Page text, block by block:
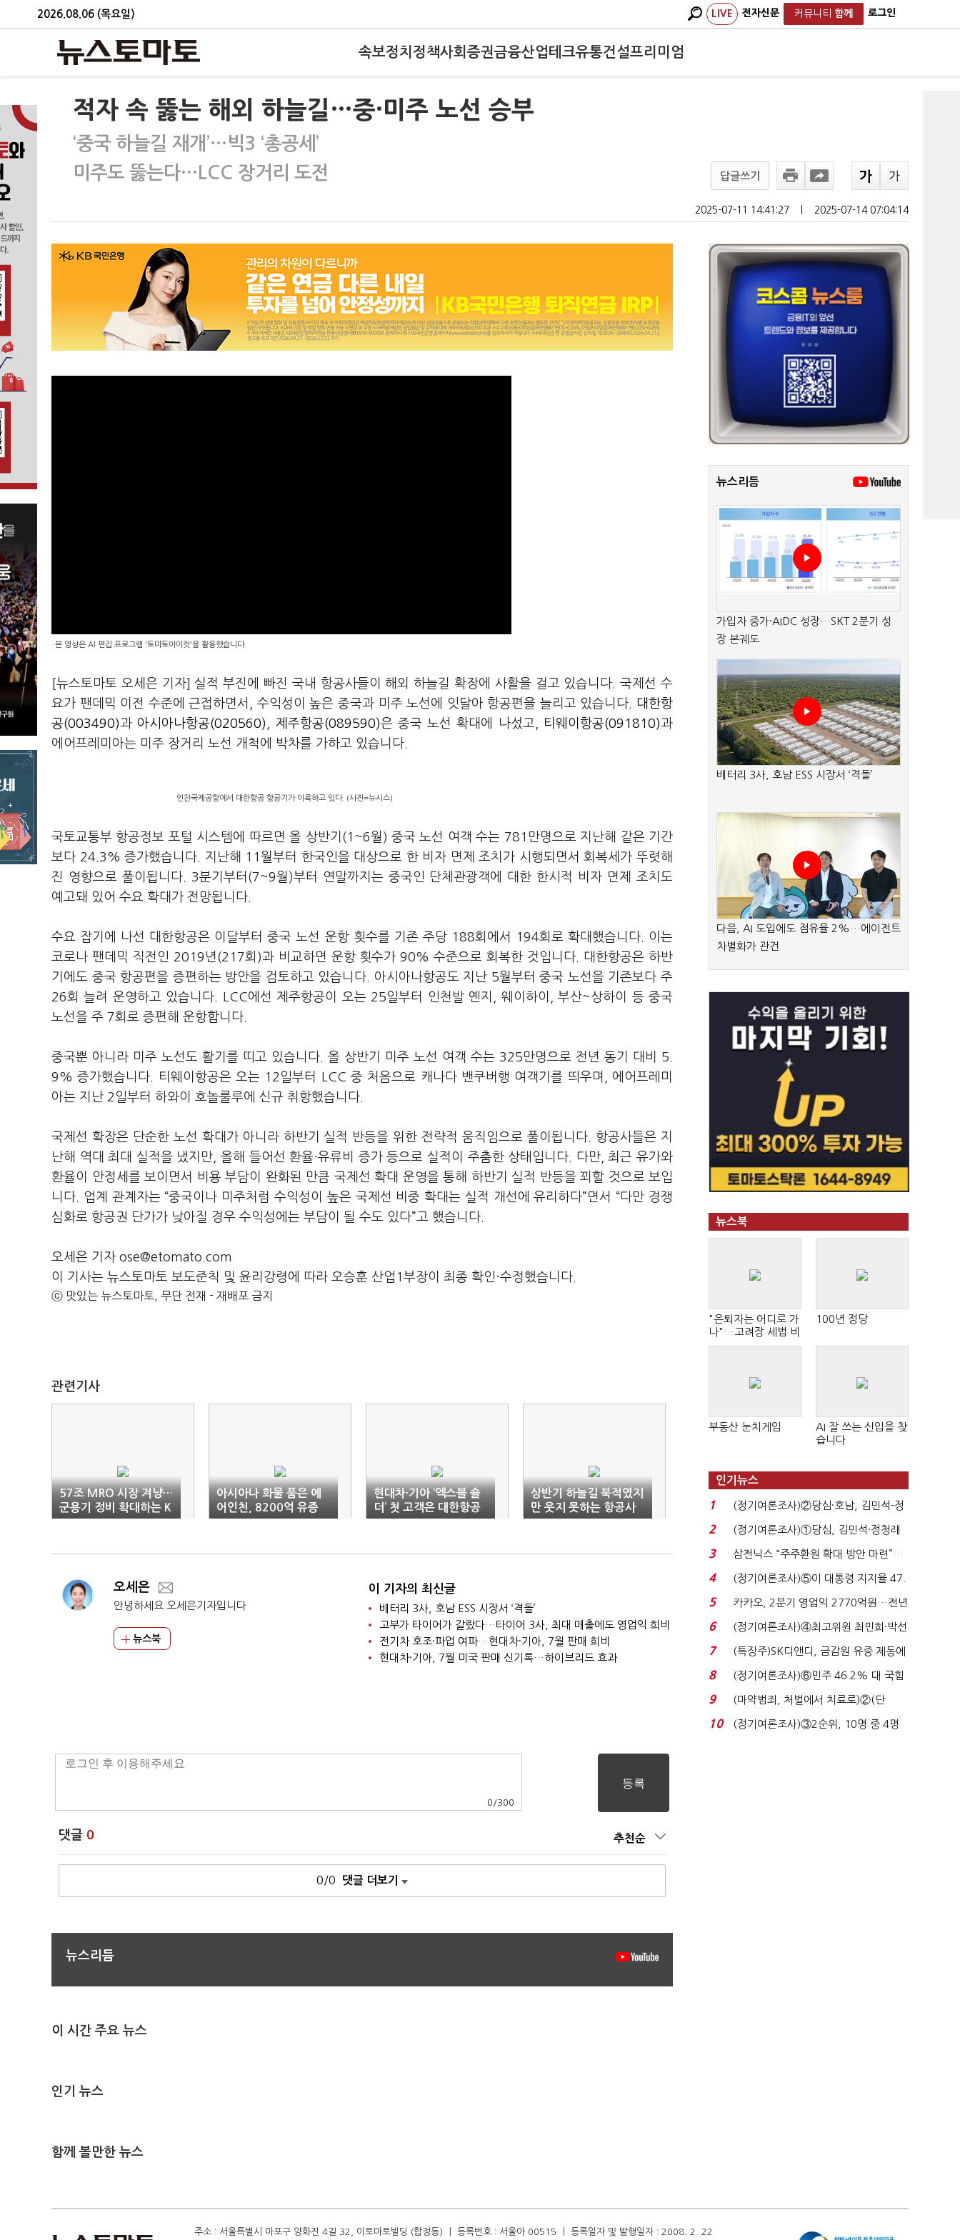
2026.08.06 (목요일) LIVE 전자신문 커뮤니티 함께 로그인
속보정치 정책사회 증권금융산업테크유통건설프리미엄
적자 속 뚫는 해외 하늘길…중·미주 노선 승부
‘중국 하늘길 재개’…빅3 ‘총공세’
미주도 뚫는다…LCC 장거리 도전
답글쓰기
2025-07-11 14:41:27 2025-07-14 07:04:14
본 영상은 AI 편집 프로그램 '토마토아이컷'을 활용했습니다.
[뉴스토마토 오세은 기자] 실적 부진에 빠진 국내 항공사들이 해외 하늘길 확장에 사활을 걸고 있습니다. 국제선 수
요가 팬데믹 이전 수준에 근접하면서, 수익성이 높은 중국과 미주 노선에 잇달아 항공편을 늘리고 있습니다. 대한항
공(003490)과 아시아나항공(020560) 제주항공(089590)은 중국 노선 확대에 나섰고, 티웨이항공(091810)과
에어프레미아는 미주 장거리 노선 개척에 박차를 가하고 있습니다.
인천국제공항에서 대한항공 항공기가 이륙하고 있다. (사진=뉴시스)
국토교통부 항공정보 포털 시스템에 따르면 올 상반기(1~6월) 중국 노선 여객 수는 781만명으로 지난해 같은 기간
보다 24.3% 증가했습니다. 지난해 11월부터 한국인을 대상으로 한 비자 면제 조치가 시행되면서 회복세가 뚜렷해
진 영향으로 풀이됩니다. 3분기부터(7~9월)부터 연말까지는 중국인 단체관광객에 대한 한시적 비자 면제 조치도
예고돼 있어 수요 확대가 전망됩니다.
수요 잡기에 나선 대한항공은 이달부터 중국 노선 운항 횟수를 기존 주당 188회에서 194회로 확대했습니다. 이는
코로나 팬데믹 직전인 2019년(217회)과 비교하면 운항 횟수가 90% 수준으로 회복한 것입니다. 대한항공은 하반
기에도 중국 항공편을 증편하는 방안을 검토하고 있습니다. 아시아나항공도 지난 5월부터 중국 노선을 기존보다 주
26회 늘려 운영하고 있습니다. LCC에선 제주항공이 오는 25일부터 인천발 옌지, 웨이하이, 부산~상하이 등 중국
노선을 주 7회로 증편해 운항합니다.
중국뿐 아니라 미주 노선도 활기를 띠고 있습니다. 올 상반기 미주 노선 여객 수는 325만명으로 전년 동기 대비 5.
9% 증가했습니다. 티웨이항공은 오는 12일부터 LCC 중 처음으로 캐나다 밴쿠버행 여객기를 띄우며, 에어프레미
아는 지난 2일부터 하와이 호놀룰루에 신규 취항했습니다.
국제선 확장은 단순한 노선 확대가 아니라 하반기 실적 반등을 위한 전략적 움직임으로 풀이됩니다. 항공사들은 지
난해 역대 최대 실적을 냈지만, 올해 들어선 환율·유류비 증가 등으로 실적이 주춤한 상태입니다. 다만, 최근 유가와
환율이 안정세를 보이면서 비용 부담이 완화된 만큼 국제선 확대 운영을 통해 하반기 실적 반등을 꾀할 것으로 보입
니다. 업계 관계자는 “중국이나 미주처럼 수익성이 높은 국제선 비중 확대는 실적 개선에 유리하다”면서 “다만 경쟁
심화로 항공권 단가가 낮아질 경우 수익성에는 부담이 될 수도 있다”고 했습니다.
오세은 기자 ose@etomato.com
이 기사는 뉴스토마토 보도준칙 및 윤리강령에 따라 오승훈 산업1부장이 최종 확인·수정했습니다.
ⓒ 맛있는 뉴스토마토, 무단 전재 - 재배포 금지
관련기사
57조 MRO 시장 겨냥…
군용기 정비 확대하는 K
-방산
아시아나 화물 품은 에
어인천, 8200억 유증
추진
현대차·기아 ‘엑스블 숄
더’ 첫 고객은 대한항공
상반기 하늘길 북적였지
만 웃지 못하는 항공사
들
오세은
안녕하세요 오세은기자입니다
뉴스북
이 기자의 최신글
배터리 3사, 호남 ESS 시장서 ‘격돌’
고부가 타이어가 갈랐다…타이어 3사, 최대 매출에도 영업익 희비
전기차 호조·파업 여파…현대차·기아, 7월 판매 희비
현대차·기아, 7월 미국 판매 신기록…하이브리드 효과
0 /300
댓글 0 추천순
0/0 댓글 더보기
뉴스리듬
이 시간 주요 뉴스
인기 뉴스
함께 볼만한 뉴스
뉴스리듬
가입자 증가·AIDC 성장…SKT 2분기 성
장 본궤도
배터리 3사, 호남 ESS 시장서 ‘격돌’
다음, AI 도입에도 점유율 2%…에이전트
차별화가 관건
뉴스북
"은퇴자는 어디로 가
나"…고려장 세법 비
판 확산
100년 정당
부동산 눈치게임
AI 잘 쓰는 신입을 찾
습니다
인기뉴스
1
(정기여론조사)②당심·호남, 김민석-정
청래 '초접전'...
2
(정기여론조사)①당심, 김민석·정청래
'초접전'…대통령 ...
3
삼전닉스 “주주환원 확대 방안 마련”…
로이터에 성명...
4
(정기여론조사)⑤이 대통령 지지율 47.
7%…일주일 만에 ...
5
카카오, 2분기 영업익 2770억원…전년
비 36% 증가...
6
(정기여론조사)④최고위원 최민희·박선
원 '양강'…서미...
7
(특징주)SK디앤디, 금감원 유증 제동에
장 초반 상한가...
8
(정기여론조사)⑥민주 46.2% 대 국힘
31.0%…오차범위 밖 ...
9
(마약범죄, 처벌에서 치료로)②(단
독)"마약은 전염병…여성...
10
(정기여론조사)③2순위, 10명 중 4명
주소 : 서울특별시 마포구 양화진 4길 32, 이토마토빌딩 (합정동) ㅣ 등록번호 : 서울아 00515 ㅣ 등록일자 및 발행일자 : 2008. 2. 22